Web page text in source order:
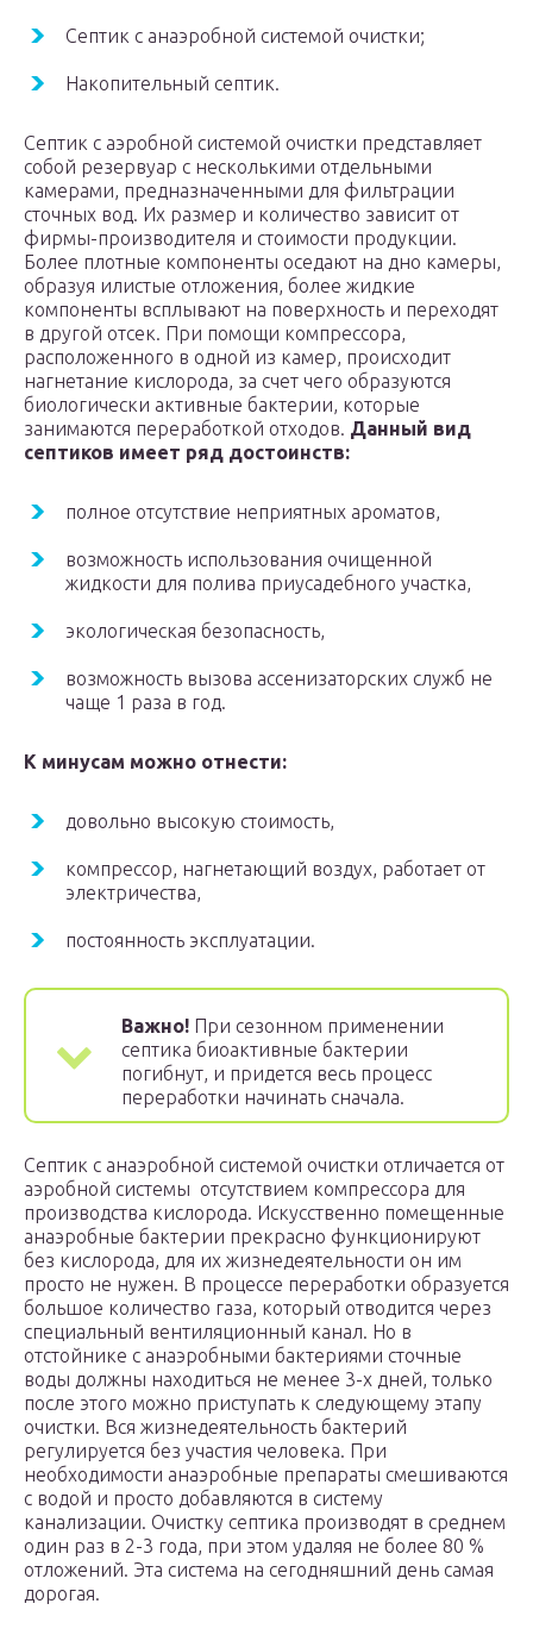
Септик с анаэробной системой очистки;
Накопительный септик.
Септик с аэробной системой очистки представляет
собой резервуар с несколькими отдельными
камерами, предназначенными для фильтрации
сточных вод. Их размер и количество зависит от
фирмы-производителя и стоимости продукции.
Более плотные компоненты оседают на дно камеры,
образуя илистые отложения, более жидкие
компоненты всплывают на поверхность и переходят
в другой отсек. При помощи компрессора,
расположенного в одной из камер, происходит
нагнетание кислорода, за счет чего образуются
биологически активные бактерии, которые
занимаются переработкой отходов. Данный вид
септиков имеет ряд достоинств:
полное отсутствие неприятных ароматов,
возможность использования очищенной
жидкости для полива приусадебного участка,
экологическая безопасность,
возможность вызова ассенизаторских служб не
чаще 1 раза в год.
К минусам можно отнести:
довольно высокую стоимость,
компрессор, нагнетающий воздух, работает от
электричества,
постоянность эксплуатации.
Важно! При сезонном применении
септика биоактивные бактерии
погибнут, и придется весь процесс
переработки начинать сначала.
Септик с анаэробной системой очистки отличается от
аэробной системы отсутствием компрессора для
производства кислорода. Искусственно помещенные
анаэробные бактерии прекрасно функционируют
без кислорода, для их жизнедеятельности он им
просто не нужен. В процессе переработки образуется
большое количество газа, который отводится через
специальный вентиляционный канал. Но в
отстойнике с анаэробными бактериями сточные
воды должны находиться не менее 3-х дней, только
после этого можно приступать к следующему этапу
очистки. Вся жизнедеятельность бактерий
регулируется без участия человека. При
необходимости анаэробные препараты смешиваются
с водой и просто добавляются в систему
канализации. Очистку септика производят в среднем
один раз в 2-3 года, при этом удаляя не более 80 %
отложений. Эта система на сегодняшний день самая
дорогая.